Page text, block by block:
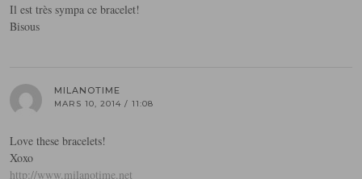
Il est très sympa ce bracelet!
Bisous
MILANOTIME
MARS 10, 2014 / 11:08
Love these bracelets!
Xoxo
http://www.milanotime.net